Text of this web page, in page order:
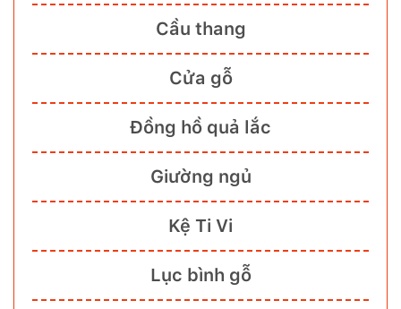
Cầu thang
Cửa gỗ
Đồng hồ quả lắc
Giường ngủ
Kệ Ti Vi
Lục bình gỗ